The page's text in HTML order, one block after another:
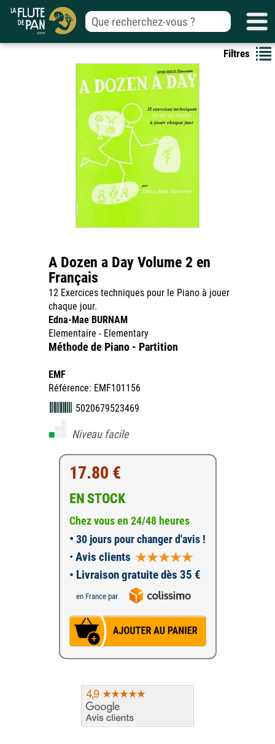
Filtres
A Dozen a Day Volume 2 en
Français
12 Exercices techniques pour le Piano à jouer
chaque jour.
Edna-Mae BURNAM
Elementaire - Elementary
Méthode de Piano - Partition
EMF
Référence: EMF101156
5020679523469
Niveau facile
17.80 €
EN STOCK
Chez vous en 24/48 heures
• 30 jours pour changer d'avis !
• Avis clients
• Livraison gratuite dès 35 €
en France par